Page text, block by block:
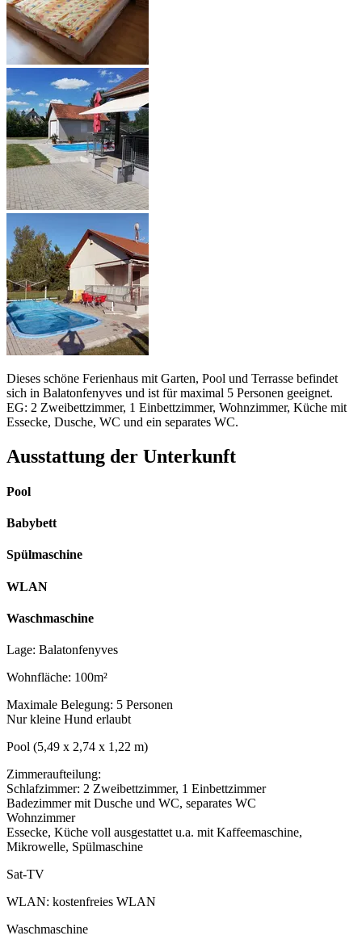
Dieses schöne Ferienhaus mit Garten, Pool und Terrasse befindet
sich in Balatonfenyves und ist für maximal 5 Personen geeignet.
EG: 2 Zweibettzimmer, 1 Einbettzimmer, Wohnzimmer, Küche mit
Essecke, Dusche, WC und ein separates WC.
Ausstattung der Unterkunft
Pool
Babybett
Spülmaschine
WLAN
Waschmaschine
Lage: Balatonfenyves
Wohnfläche: 100m²
Maximale Belegung: 5 Personen
Nur kleine Hund erlaubt
Pool (5,49 x 2,74 x 1,22 m)
Zimmeraufteilung:
Schlafzimmer: 2 Zweibettzimmer, 1 Einbettzimmer
Badezimmer mit Dusche und WC, separates WC
Wohnzimmer
Essecke, Küche voll ausgestattet u.a. mit Kaffeemaschine,
Mikrowelle, Spülmaschine
Sat-TV
WLAN: kostenfreies WLAN
Waschmaschine